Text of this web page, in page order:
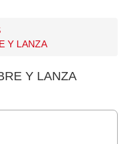
Y LANZA
Y LANZA